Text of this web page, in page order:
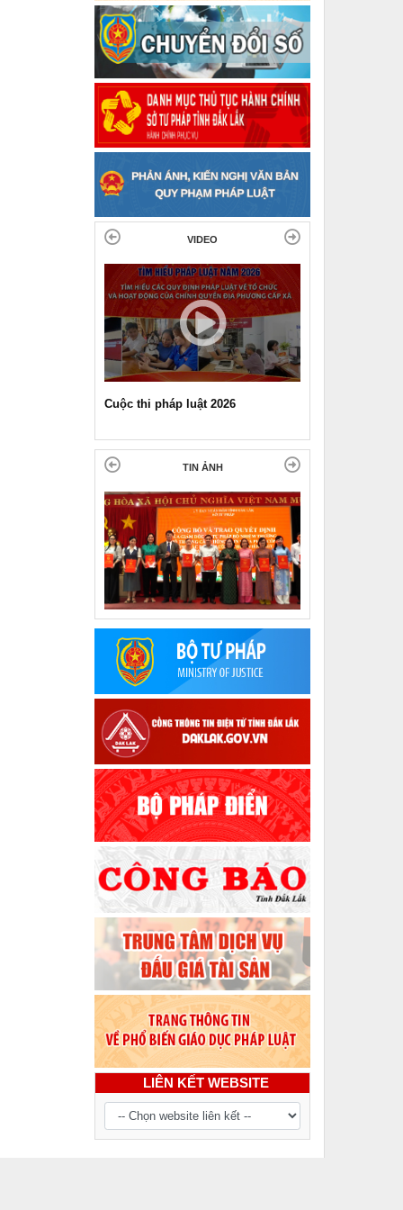
VIDEO
Pháp luật và đời sống ngày 11-11-
LIÊN KẾT WEBSITE